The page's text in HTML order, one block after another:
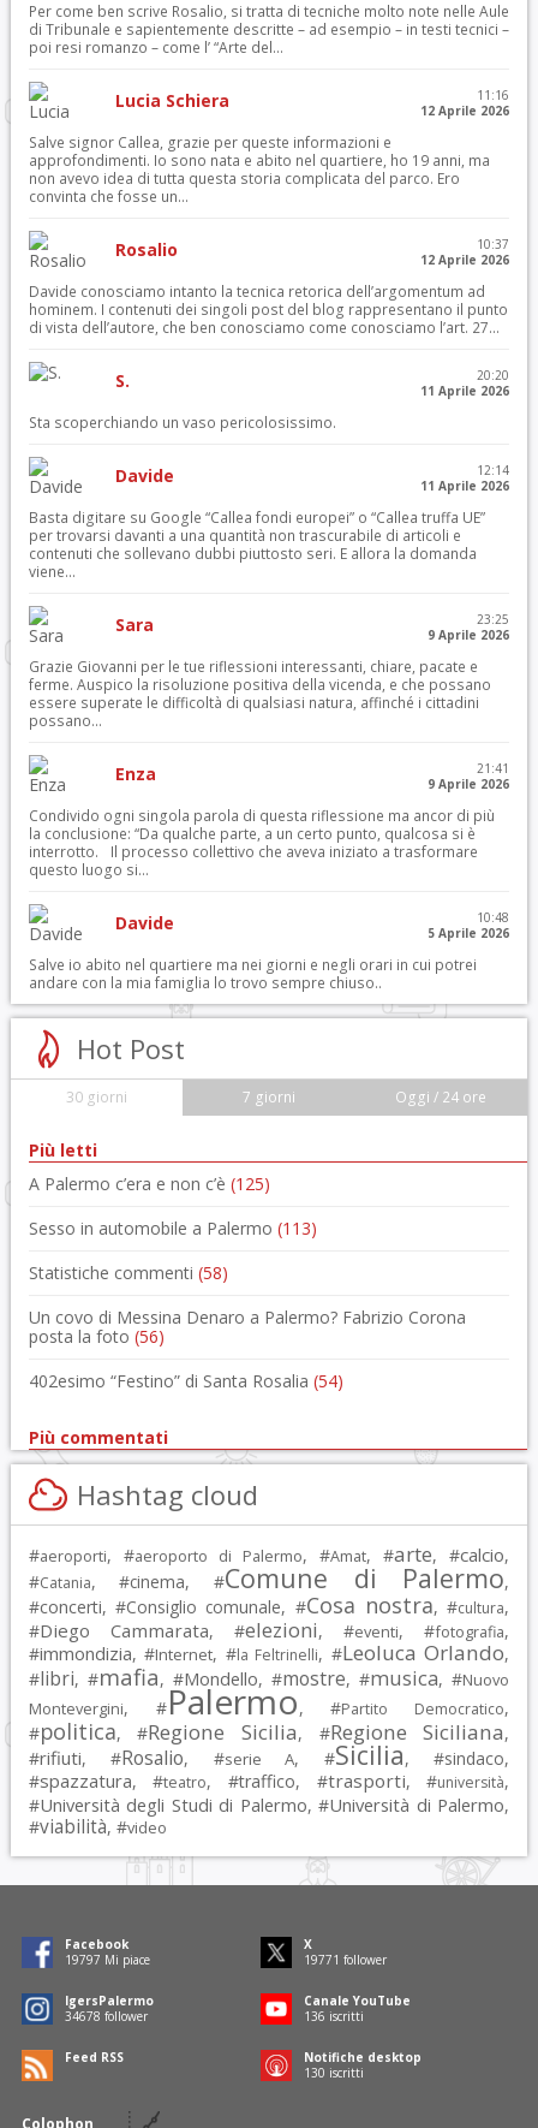
Per come ben scrive Rosalio, si tratta di tecniche molto note nelle Aule
di Tribunale e sapientemente descritte – ad esempio – in testi tecnici –
poi resi romanzo – come l’ “Arte del...
Lucia Schiera
11:16
12 Aprile 2026
Salve signor Callea, grazie per queste informazioni e
approfondimenti. Io sono nata e abito nel quartiere, ho 19 anni, ma
non avevo idea di tutta questa storia complicata del parco. Ero
convinta che fosse un...
Rosalio
10:37
12 Aprile 2026
Davide conosciamo intanto la tecnica retorica dell’argomentum ad
hominem. I contenuti dei singoli post del blog rappresentano il punto
di vista dell’autore, che ben conosciamo come conosciamo l’art. 27...
S.
20:20
11 Aprile 2026
Sta scoperchiando un vaso pericolosissimo.
Davide
12:14
11 Aprile 2026
Basta digitare su Google “Callea fondi europei” o “Callea truffa UE”
per trovarsi davanti a una quantità non trascurabile di articoli e
contenuti che sollevano dubbi piuttosto seri. E allora la domanda
viene...
Sara
23:25
9 Aprile 2026
Grazie Giovanni per le tue riflessioni interessanti, chiare, pacate e
ferme. Auspico la risoluzione positiva della vicenda, e che possano
essere superate le difficoltà di qualsiasi natura, affinché i cittadini
possano...
Enza
21:41
9 Aprile 2026
Condivido ogni singola parola di questa riflessione ma ancor di più
la conclusione: “Da qualche parte, a un certo punto, qualcosa si è
interrotto. Il processo collettivo che aveva iniziato a trasformare
questo luogo si...
Davide
10:48
5 Aprile 2026
Salve io abito nel quartiere ma nei giorni e negli orari in cui potrei
andare con la mia famiglia lo trovo sempre chiuso..
Hot Post
30 giorni 7 giorni Oggi / 24 ore
Più letti
A Palermo c’era e non c’è (125)
Sesso in automobile a Palermo (113)
Statistiche commenti (58)
Un covo di Messina Denaro a Palermo? Fabrizio Corona
posta la foto (56)
402esimo “Festino” di Santa Rosalia (54)
Più commentati
Hashtag cloud
#aeroporti, #aeroporto di Palermo, #Amat, #arte, #calcio,
#Catania, #cinema, #Comune di Palermo,
#concerti, #Consiglio comunale, #Cosa nostra, #cultura,
#Diego Cammarata, #elezioni, #eventi, #fotografia,
#immondizia, #Internet, #la Feltrinelli, #Leoluca Orlando,
#libri, #mafia, #Mondello, #mostre, #musica, #Nuovo
Montevergini, #Palermo, #Partito Democratico,
#politica, #Regione Sicilia, #Regione Siciliana,
#rifiuti, #Rosalio, #serie A, #Sicilia, #sindaco,
#spazzatura, #teatro, #traffico, #trasporti, #università,
#Università degli Studi di Palermo, #Università di Palermo,
#viabilità, #video
Colophon
Facebook
19797 Mi piace
X
19771 follower
IgersPalermo
34678 follower
Canale YouTube
136 iscritti
Feed RSS
Notifiche desktop
130 iscritti